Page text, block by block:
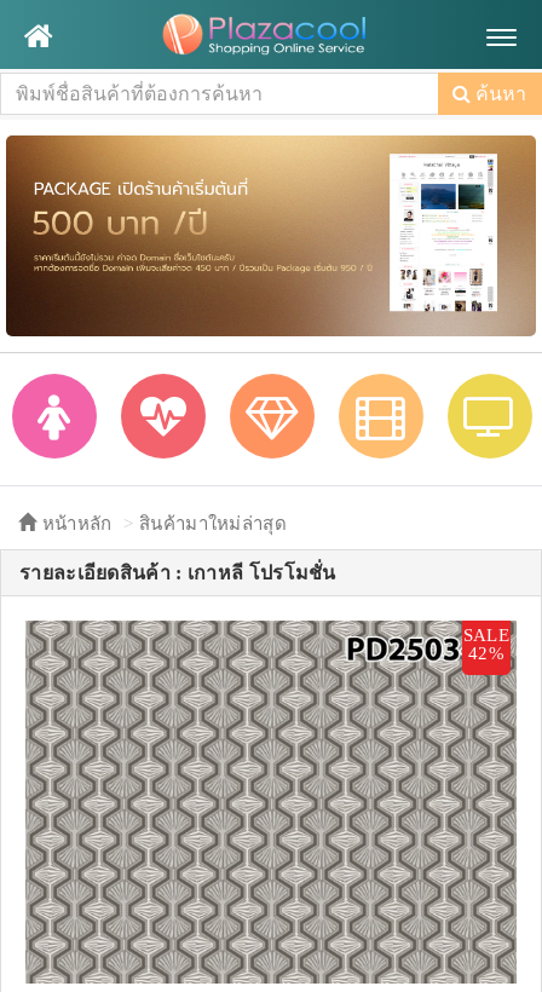
ค้นหา
หน้าหลัก สินค้ามาใหม่ล่าสุด
รายละเอียดสินค้า : เกาหลี โปรโมชั่น
SALE
42%